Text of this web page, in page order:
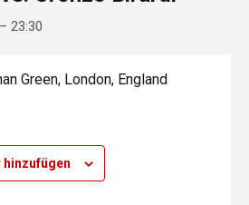
– 23:30
Green, London, England
hinzufügen